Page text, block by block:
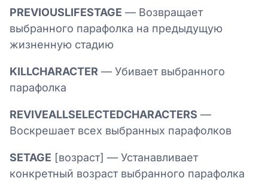
PREVIOUSLIFESTAGE — Возвращает
выбранного парафолка на предыдущую
жизненную стадию
KILLCHARACTER — Убивает выбранного
парафолка
REVIVEALLSELECTEDCHARACTERS —
Воскрешает всех выбранных парафолков
SETAGE [возраст] — Устанавливает
конкретный возраст выбранного парафолка